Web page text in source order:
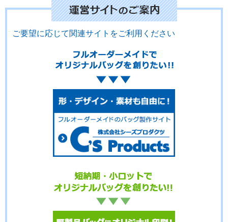
No.3-099 No.3-098
ご要望に応じて関連サイトをご利用ください